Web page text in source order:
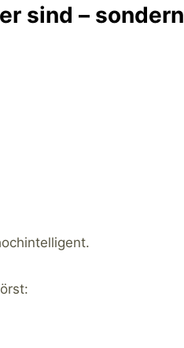
sind – sondern